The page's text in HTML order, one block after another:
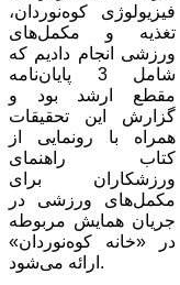
فیزیولوژی کوه‌نوردان،
تغذیه و مکمل‌های
ورزشی انجام دادیم که
شامل 3 پایان‌نامه
مقطع ارشد بود و
گزارش این تحقیقات
همراه با رونمایی از
کتاب راهنمای
ورزشکاران برای
مکمل‌های ورزشی در
جریان همایش مربوطه
در «خانه کوه‌نوردان»
ارائه می‌شود.